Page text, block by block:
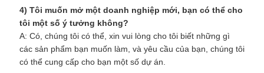
4) Tôi muốn mở một doanh nghiệp mới, bạn có thể cho
tôi một số ý tưởng không?
A: Có, chúng tôi có thể, xin vui lòng cho tôi biết những gì
các sản phẩm bạn muốn làm, và yêu cầu của bạn, chúng tôi
có thể cung cấp cho bạn một số dự án.